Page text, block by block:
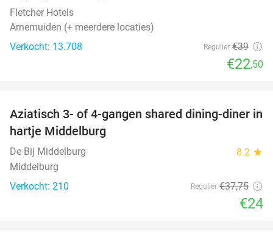
Fletcher Hotels
Arnemuiden (+ meerdere locaties)
Verkocht: 13.708
Regulier €39
€22,50
36%
Aziatisch 3- of 4-gangen shared dining-diner in
hartje Middelburg
De Bij Middelburg 8.2 star
Middelburg
Verkocht: 210
Regulier €37,75
€24